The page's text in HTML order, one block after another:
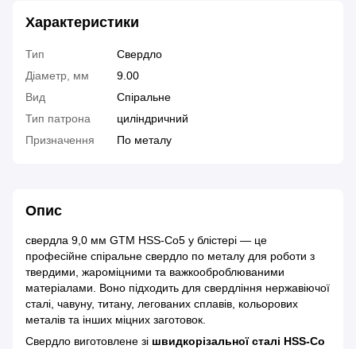
Характеристики
Тип
Свердло
Діаметр, мм
9.00
Вид
Спіральне
Тип патрона
циліндричний
Призначення
По металу
Опис
свердла 9,0 мм GTM HSS-Co5 у блістері — це
професійне спіральне свердло по металу для роботи з
твердими, жароміцними та важкооброблюваними
матеріалами. Воно підходить для свердління нержавіючої
сталі, чавуну, титану, легованих сплавів, кольорових
металів та інших міцних заготовок.
Свердло виготовлене зі швидкорізальної сталі HSS-Co